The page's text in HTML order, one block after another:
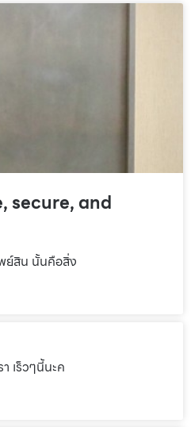
secure, and
ย์สิน นั้นคือสิ่ง
เร็วๆนี้นะค